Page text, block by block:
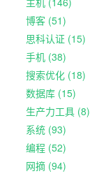
博客 (51)
思科认证 (15)
手机 (38)
搜索优化 (18)
数据库 (15)
生产力工具 (8)
系统 (93)
编程 (52)
网摘 (94)